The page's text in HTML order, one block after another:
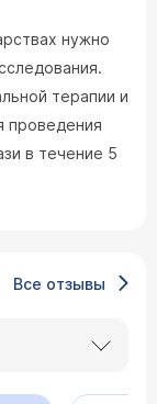
нужно
терапии и
проведения
в течение 5
Все отзывы